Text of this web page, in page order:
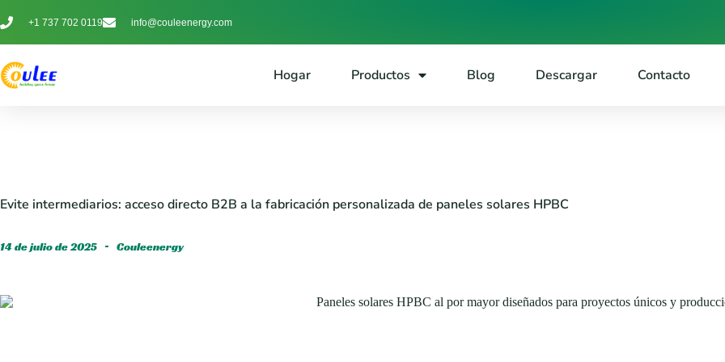
+1 737 702 0119 info@couleenergy.com
Hogar Productos Blog Descargar Contacto
Evite intermediarios: acceso directo B2B a la fabricación personalizada de paneles solares HPBC
14 de julio de 2025 Couleenergy